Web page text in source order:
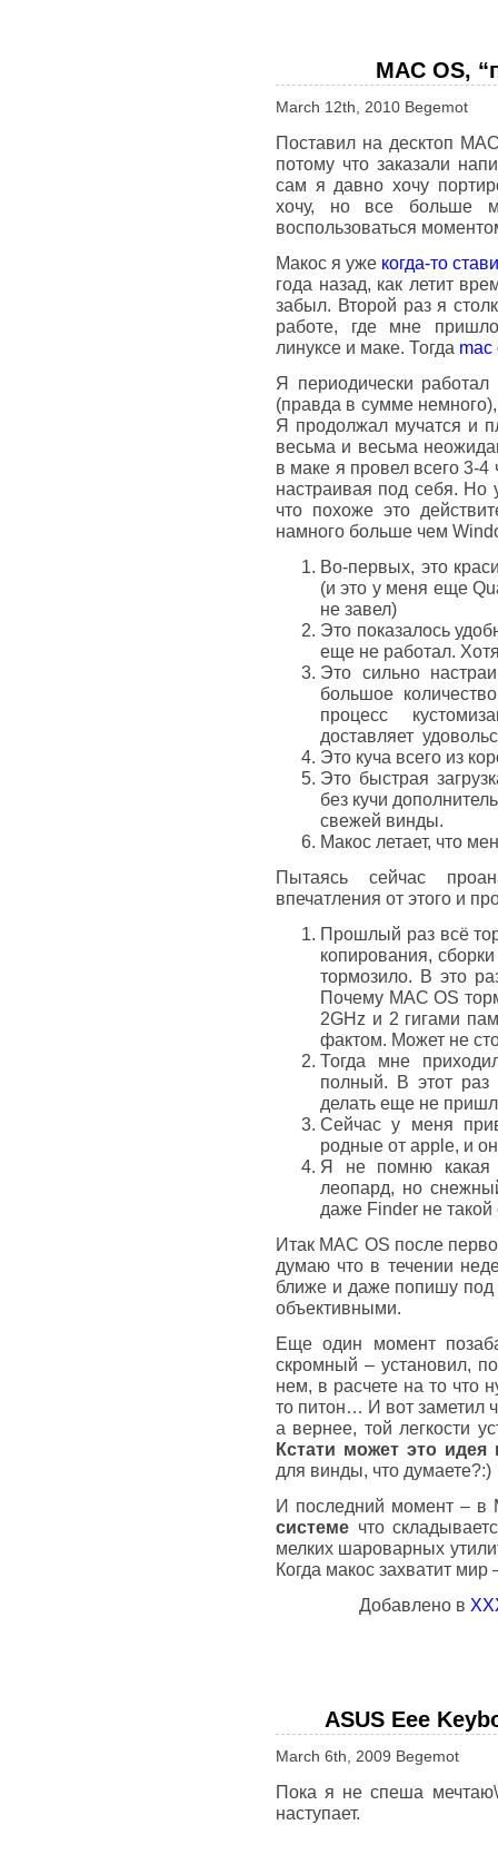
MAC OS,
March 12th, 2010 Begemot
Поставил на десктоп
потому что заказали
сам я давно хочу
хочу, но все больше
воспользоваться
Макос я уже когда-то
года назад, как летит
забыл. Второй раз я
работе, где мне
линуксе и маке. Тогда mac
Я периодически
(правда в сумме
Я продолжал мучатся и
весьма и весьма
в маке я провел всего 3-4
настраивая под себя. Но
что похоже это
намного больше чем
Во-первых, это
(и это у меня еще
не завел)
Это показалось
еще не работал.
Это сильно
большое
процесс
доставляет
Это куча всего из
Это быстрая
без кучи
свежей винды.
Макос летает, что
Пытаясь сейчас
впечатления от этого и
Прошлый раз всё
копирования,
тормозило. В это
Почему MAC OS
2GHz и 2 гигами
фактом. Может не
Тогда мне
полный. В этот раз
делать еще не
Сейчас у меня
родные от apple, и
Я не помню какая
леопард, но
даже Finder не
Итак MAC OS после
думаю что в течении
ближе и даже попишу под
объективными.
Еще один момент
скромный – установил,
нем, в расчете на то что
то питон… И вот заметил
а вернее, той легкости
Кстати может это идея
для винды, что думаете?:)
И последний момент – в
системе что
мелких шароварных
Когда макос захватит
Добавлено в
ASUS Eee
March 6th, 2009 Begemot
Пока я не спеша
наступает.